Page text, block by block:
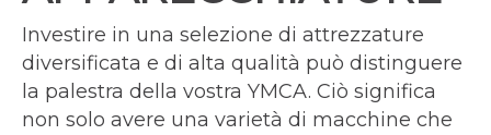
Investire in una selezione di attrezzature
diversificata e di alta qualità può distinguere
la palestra della vostra YMCA. Ciò significa
non solo avere una varietà di macchine che